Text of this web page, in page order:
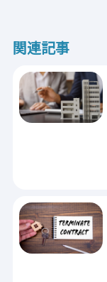
関連記事